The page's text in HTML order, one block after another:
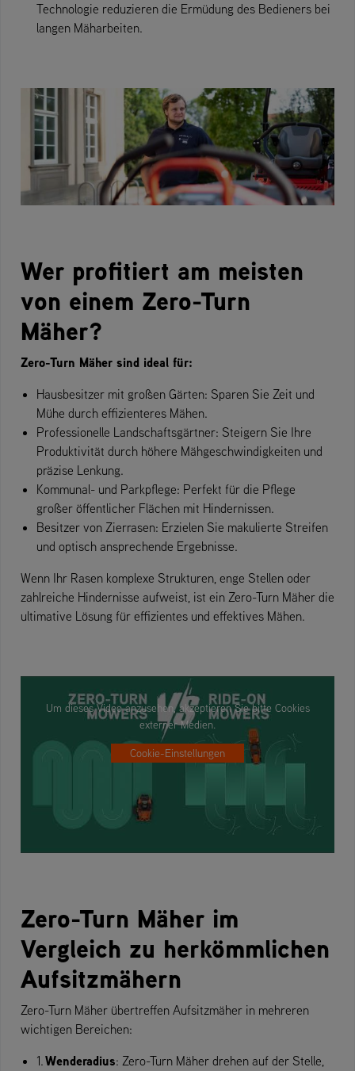
Technologie reduzieren die Ermüdung des Bedieners bei
langen Mäharbeiten.
Wer profitiert am meisten
von einem Zero-Turn
Mäher?
Zero-Turn Mäher sind ideal für:
Hausbesitzer mit großen Gärten: Sparen Sie Zeit und
Mühe durch effizienteres Mähen.
Professionelle Landschaftsgärtner: Steigern Sie Ihre
Produktivität durch höhere Mähgeschwindigkeiten und
präzise Lenkung.
Kommunal- und Parkpflege: Perfekt für die Pflege
großer öffentlicher Flächen mit Hindernissen.
Besitzer von Zierrasen: Erzielen Sie makulierte Streifen
und optisch ansprechende Ergebnisse.
Wenn Ihr Rasen komplexe Strukturen, enge Stellen oder
zahlreiche Hindernisse aufweist, ist ein Zero-Turn Mäher die
ultimative Lösung für effizientes und effektives Mähen.
Um dieses Video anzusehen, akzeptieren Sie bitte Cookies
externer Medien.
Cookie-Einstellungen
Zero-Turn Mäher im
Vergleich zu herkömmlichen
Aufsitzmähern
Zero-Turn Mäher übertreffen Aufsitzmäher in mehreren
wichtigen Bereichen:
1.Wenderadius: Zero-Turn Mäher drehen auf der Stelle,